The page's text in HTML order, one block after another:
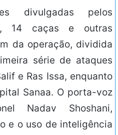
divulgadas pelos
14 caças e outras
da operação, dividida
série de ataques
e Ras Issa, enquanto
Sanaa. O porta-voz
Nadav Shoshani,
e o uso de inteligência